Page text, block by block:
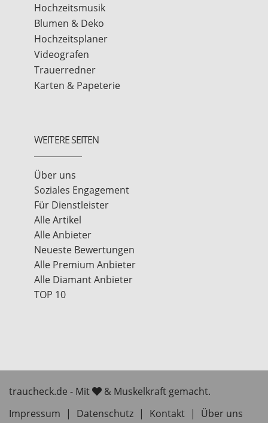
Hochzeitsmusik
Blumen & Deko
Hochzeitsplaner
Videografen
Trauerredner
Karten & Papeterie
WEITERE SEITEN
Über uns
Soziales Engagement
Für Dienstleister
Alle Artikel
Alle Anbieter
Neueste Bewertungen
Alle Premium Anbieter
Alle Diamant Anbieter
TOP 10
traucheck.de - Mit
& Muskelkraft gemacht.
Impressum
| Datenschutz | Kontakt |
Über uns